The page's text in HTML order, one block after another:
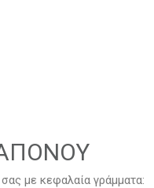
με κεφαλαία γράμματα: